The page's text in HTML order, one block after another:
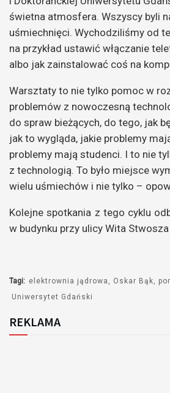
świetna atmosfera. Wszyscy byli
uśmiechnięci. Wychodziliśmy od
na przykład ustawić włączanie
albo jak zainstalować coś na
Warsztaty to nie tylko pomoc w
problemów z nowoczesną
do spraw bieżących, do tego, jak
jak to wygląda, jakie problemy
problemy mają studenci. I to nie
z technologią. To było miejsce
wielu uśmiechów i nie tylko –
Kolejne spotkania z tego cyklu
w budynku przy ulicy Wita Stwosza
Tagi: elektrownia jądrowa Oskar Bąk
Uniwersytet Gdański
REKLAMA